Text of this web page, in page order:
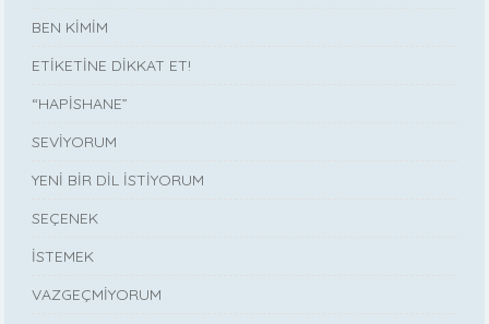
BEN KİMİM
ETİKETİNE DİKKAT ET!
“HAPİSHANE”
SEVİYORUM
YENİ BİR DİL İSTİYORUM
SEÇENEK
İSTEMEK
VAZGEÇMİYORUM